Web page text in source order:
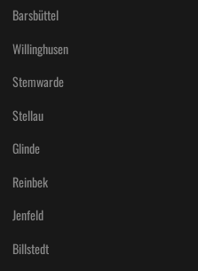
Barsbüttel
Willinghusen
Stemwarde
Stellau
Glinde
Reinbek
Jenfeld
Billstedt